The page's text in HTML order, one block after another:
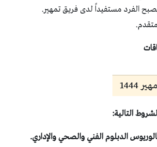
الفرد مستفيداً لدى فريق تمهير.
التالية:
الدبلوم الفني والصحي والإداري.